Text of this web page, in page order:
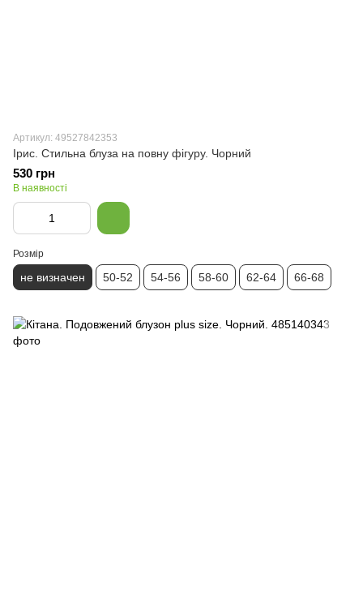
Артикул: 49527842353
Ірис. Стильна блуза на повну фігуру. Чорний
530 грн
В наявності
Розмір
не визначен 50-52 54-56 58-60 62-64 66-68